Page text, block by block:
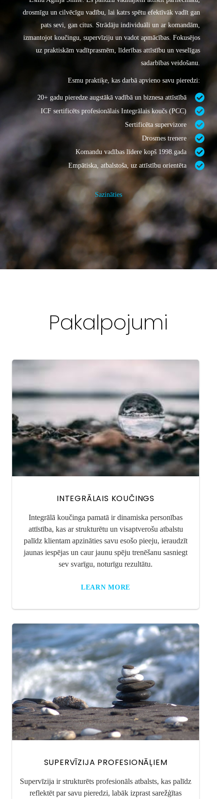
drosmīgu un cilvēcīgu vadību, lai katrs spētu efektīvāk vadīt gan
pats sevi, gan citus. Strādāju individuāli un ar komandām,
izmantojot koučingu, supervīziju un vadot apmācības. Fokusējos
uz praktiskām vadītprasmēm, līderības attīstību un veselīgas
sadarbības veidošanu.
Esmu praktiķe, kas darbā apvieno savu pieredzi:
20+ gadu pieredze augstākā vadībā un biznesa attīstībā
ICF sertificēts profesionālais Integrālais koučs (PCC)
Sertificēta supervizore
Drosmes trenere
Komandu vadības līdere kopš 1998.gada
Empātiska, atbalstoša, uz attīstību orientēta
Sazināties
Pakalpojumi
INTEGRĀLAIS KOUČINGS
Integrālā koučinga pamatā ir dinamiska personības
attīstība, kas ar strukturētu un visaptverošu atbalstu
palīdz klientam apzināties savu esošo pieeju, ieraudzīt
jaunas iespējas un caur jaunu spēju trenēšanu sasniegt
sev svarīgu, noturīgu rezultātu.
LEARN MORE
SUPERVĪZIJA PROFESIONĀĻIEM
Supervīzija ir strukturēts profesionāls atbalsts, kas palīdz
reflektēt par savu pieredzi, labāk izprast sarežģītas